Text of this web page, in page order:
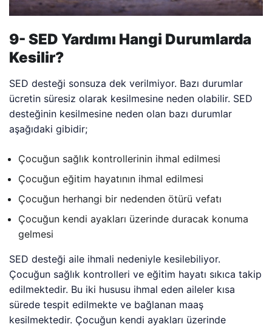
9- SED Yardımı Hangi Durumlarda
Kesilir?
SED desteği sonsuza dek verilmiyor. Bazı durumlar
ücretin süresiz olarak kesilmesine neden olabilir. SED
desteğinin kesilmesine neden olan bazı durumlar
aşağıdaki gibidir;
Çocuğun sağlık kontrollerinin ihmal edilmesi
Çocuğun eğitim hayatının ihmal edilmesi
Çocuğun herhangi bir nedenden ötürü vefatı
Çocuğun kendi ayakları üzerinde duracak konuma
gelmesi
SED desteği aile ihmali nedeniyle kesilebiliyor.
Çocuğun sağlık kontrolleri ve eğitim hayatı sıkıca takip
edilmektedir. Bu iki hususu ihmal eden aileler kısa
sürede tespit edilmekte ve bağlanan maaş
kesilmektedir. Çocuğun kendi ayakları üzerinde